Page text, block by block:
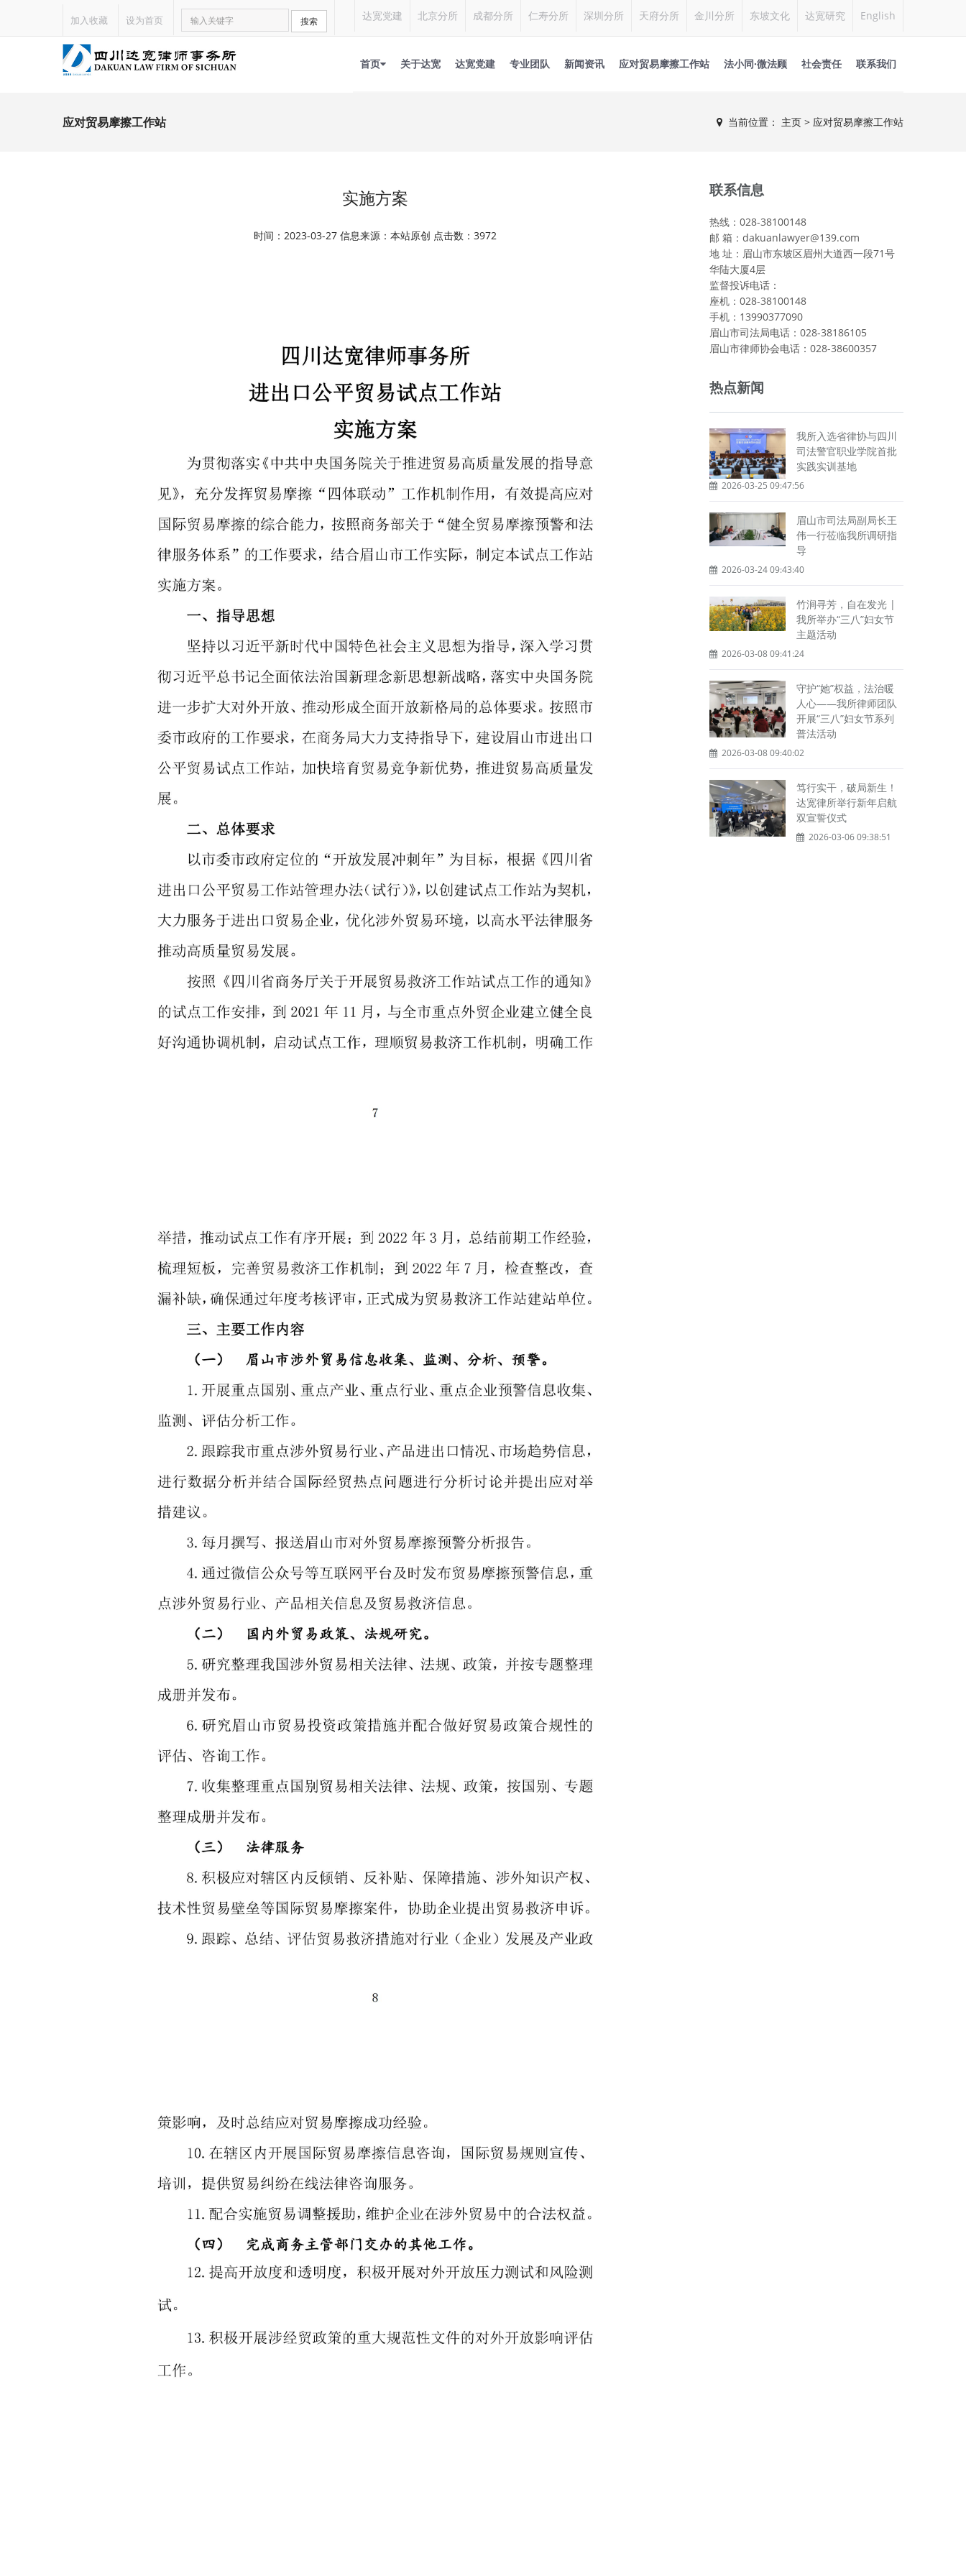
加入收藏 设为首页 搜索 达宽党建 北京分所 成都分所 仁寿分所 深圳分所 天府分所 金川分所 东坡文化 达宽研究 English
首页 关于达宽 达宽党建 专业团队 新闻资讯 应对贸易摩擦工作站 法小同·微法顾 社会责任 联系我们
应对贸易摩擦工作站 当前位置： 主页 > 应对贸易摩擦工作站
实施方案
时间：2023-03-27 信息来源：本站原创 点击数：3972
联系信息
热线：028-38100148
邮 箱：dakuanlawyer@139.com
地 址：眉山市东坡区眉州大道西一段71号
华陆大厦4层
监督投诉电话：
座机：028-38100148
手机：13990377090
眉山市司法局电话：028-38186105
眉山市律师协会电话：028-38600357
热点新闻
我所入选省律协与四川
司法警官职业学院首批
实践实训基地
2026-03-25 09:47:56
眉山市司法局副局长王
伟一行莅临我所调研指
导
2026-03-24 09:43:40
竹涧寻芳，自在发光 |
我所举办“三八”妇女节
主题活动
2026-03-08 09:41:24
守护“她”权益，法治暖
人心——我所律师团队
开展“三八”妇女节系列
普法活动
2026-03-08 09:40:02
笃行实干，破局新生！
达宽律所举行新年启航
双宣誓仪式
2026-03-06 09:38:51